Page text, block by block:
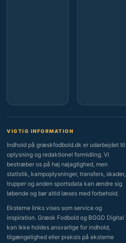
VIGTIG INFORMATION
Indhold på græskfodbold.dk er udarbejdet til
oplysning og redaktionel formidling. Vi
bestræber os på høj nøjagtighed, men
statistik, kampoplysninger, transfers, skader,
trupper og anden sportsdata kan ændre sig
løbende og bør altid læses med forbehold.
Eksterne links vises som service og
inspiration. Græsk Fodbold og BGGD Digital
kan ikke holdes ansvarlige for indhold,
tilgængelighed eller praksis på eksterne